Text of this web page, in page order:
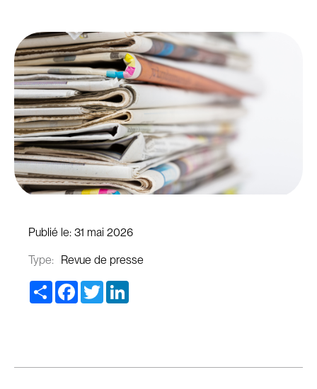
Publié le: 31 mai 2026
Type: Revue de presse
Share Facebook
Twitter